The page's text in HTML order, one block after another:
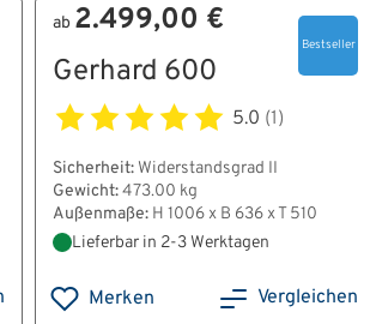
Bestseller
ab 2.499,00 €
Gerhard 600
5.0 (1)
Sicherheit: Widerstandsgrad II
Gewicht:473.00 kg
Außenmaße: H 1006 x B 636 x T 510
Lieferbar in 2-3 Werktagen
Merken Vergleichen